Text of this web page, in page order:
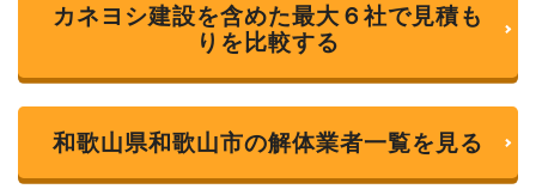
f
カネヨシ建設を含めた最大６社で見積も
りを比較する
和歌山県和歌山市の解体業者一覧を見る